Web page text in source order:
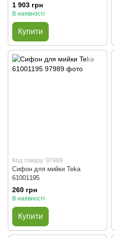
1 903 грн
В наявності
Купити
Код товару: 97989
Сифон для мийки Teka
61001195
260 грн
В наявності
Купити